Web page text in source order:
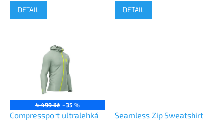
DETAIL DETAIL
4 499 Kč –35 %
Compressport ultralehká
Seamless Zip Sweatshirt